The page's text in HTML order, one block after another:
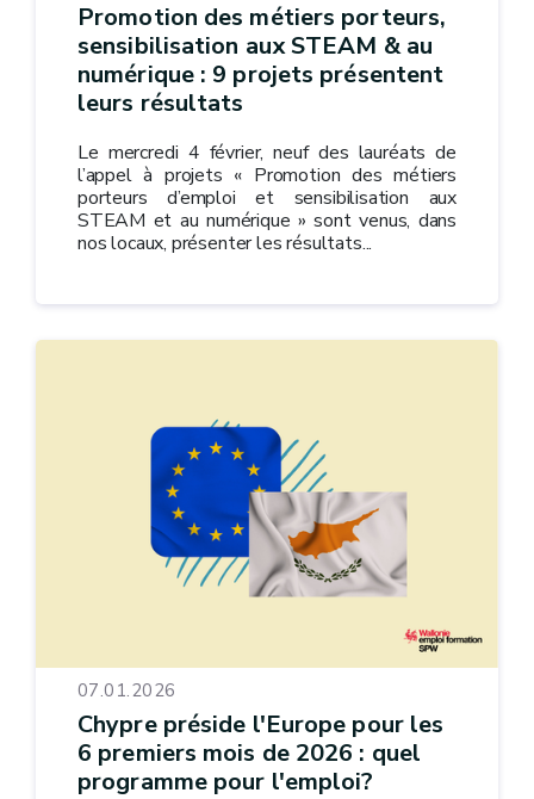
Promotion des métiers porteurs,
sensibilisation aux STEAM & au
numérique : 9 projets présentent
leurs résultats
Le mercredi 4 février, neuf des lauréats de
l’appel à projets « Promotion des métiers
porteurs d’emploi et sensibilisation aux
STEAM et au numérique » sont venus, dans
nos locaux, présenter les résultats...
07.01.2026
Chypre préside l'Europe pour les
6 premiers mois de 2026 : quel
programme pour l'emploi?